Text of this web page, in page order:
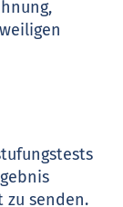
zu senden.